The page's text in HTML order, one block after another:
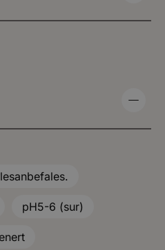
pH5-6 (sur)